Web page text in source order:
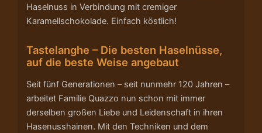
Haselnuss in Verbindung mit cremiger
Karamellschokolade. Einfach köstlich!
Tastelanghe – Die besten Haselnüsse,
auf die beste Weise angebaut
Seit fünf Generationen – seit nunmehr 120 Jahren –
arbeitet Familie Quazzo nun schon mit immer
derselben großen Liebe und Leidenschaft in ihren
Hasenusshainen. Mit den Techniken und dem